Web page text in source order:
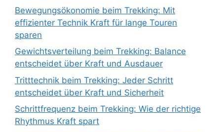
Bewegungsökonomie beim Trekking: Mit
effizienter Technik Kraft für lange Touren
sparen
Gewichtsverteilung beim Trekking: Balance
entscheidet über Kraft und Ausdauer
Tritttechnik beim Trekking: Jeder Schritt
entscheidet über Kraft und Sicherheit
Schrittfrequenz beim Trekking: Wie der richtige
Rhythmus Kraft spart